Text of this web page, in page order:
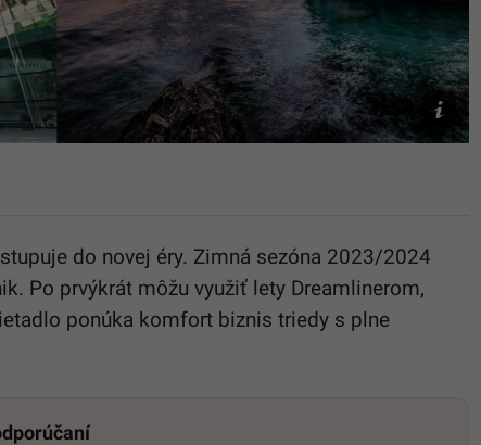
Pixabay
–
do novej éry. Zimná sezóna 2023/2024
Po prvýkrát môžu využiť lety Dreamlinerom,
ponúka komfort biznis triedy s plne